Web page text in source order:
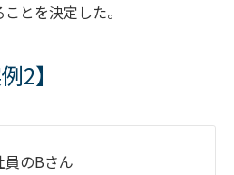
とを決定した。
2】
のBさん